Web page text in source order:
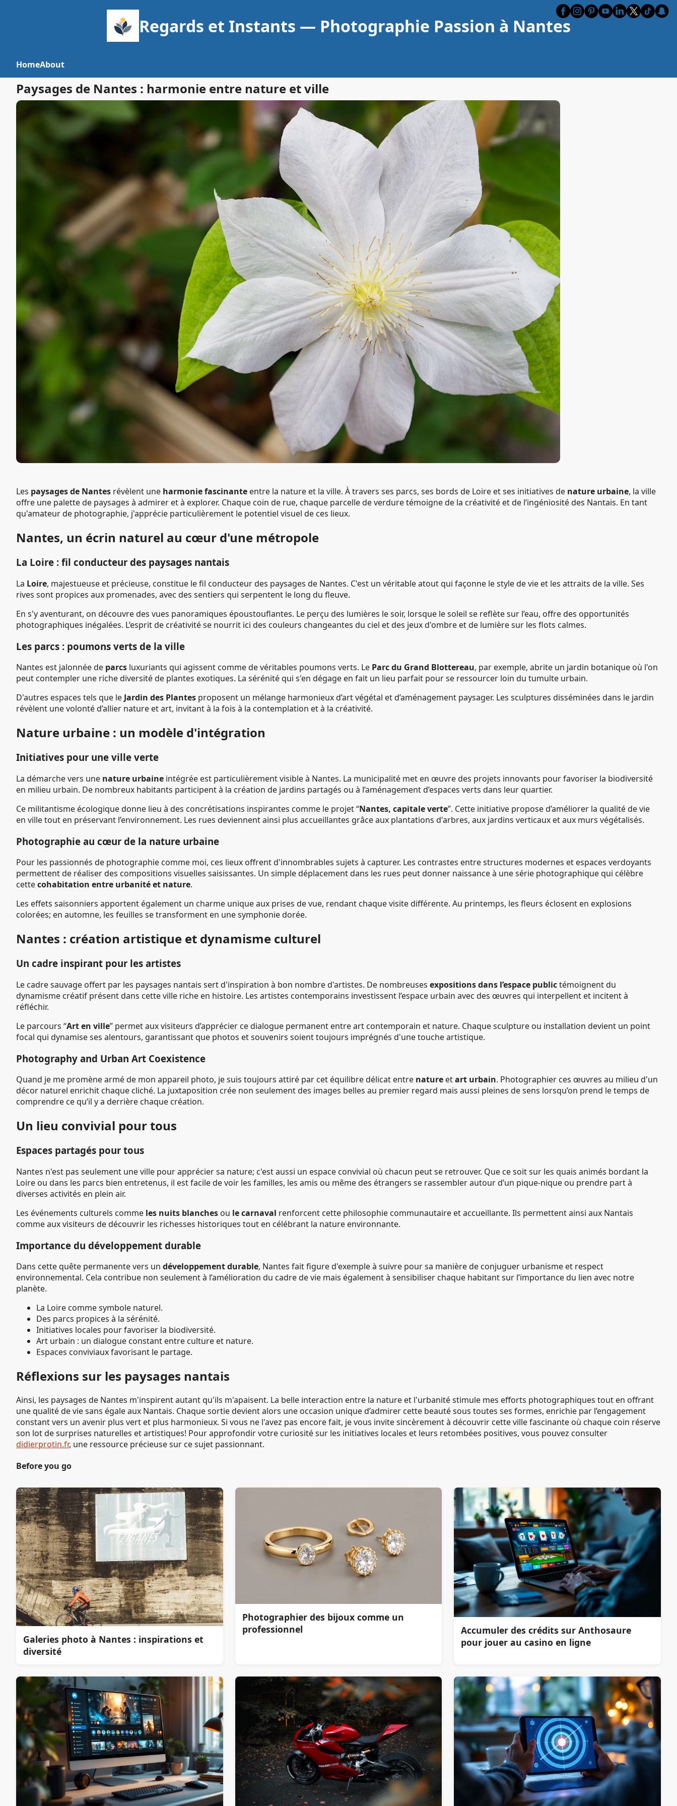
Regards et Instants — Photographie Passion à Nantes
HomeAbout
Paysages de Nantes : harmonie entre nature et ville
Les paysages de Nantes révèlent une harmonie fascinante entre la nature et la ville. À travers ses parcs, ses bords de Loire et ses initiatives de nature urbaine, la ville
offre une palette de paysages à admirer et à explorer. Chaque coin de rue, chaque parcelle de verdure témoigne de la créativité et de l’ingéniosité des Nantais. En tant
qu'amateur de photographie, j'apprécie particulièrement le potentiel visuel de ces lieux.
Nantes, un écrin naturel au cœur d'une métropole
La Loire : fil conducteur des paysages nantais
La Loire, majestueuse et précieuse, constitue le fil conducteur des paysages de Nantes. C'est un véritable atout qui façonne le style de vie et les attraits de la ville. Ses
rives sont propices aux promenades, avec des sentiers qui serpentent le long du fleuve.
En s'y aventurant, on découvre des vues panoramiques époustouflantes. Le perçu des lumières le soir, lorsque le soleil se reflète sur l’eau, offre des opportunités
photographiques inégalées. L’esprit de créativité se nourrit ici des couleurs changeantes du ciel et des jeux d'ombre et de lumière sur les flots calmes.
Les parcs : poumons verts de la ville
Nantes est jalonnée de parcs luxuriants qui agissent comme de véritables poumons verts. Le Parc du Grand Blottereau, par exemple, abrite un jardin botanique où l'on
peut contempler une riche diversité de plantes exotiques. La sérénité qui s'en dégage en fait un lieu parfait pour se ressourcer loin du tumulte urbain.
D'autres espaces tels que le Jardin des Plantes proposent un mélange harmonieux d’art végétal et d’aménagement paysager. Les sculptures disséminées dans le jardin
révèlent une volonté d’allier nature et art, invitant à la fois à la contemplation et à la créativité.
Nature urbaine : un modèle d'intégration
Initiatives pour une ville verte
La démarche vers une nature urbaine intégrée est particulièrement visible à Nantes. La municipalité met en œuvre des projets innovants pour favoriser la biodiversité
en milieu urbain. De nombreux habitants participent à la création de jardins partagés ou à l’aménagement d’espaces verts dans leur quartier.
Ce militantisme écologique donne lieu à des concrétisations inspirantes comme le projet “Nantes, capitale verte”. Cette initiative propose d’améliorer la qualité de vie
en ville tout en préservant l’environnement. Les rues deviennent ainsi plus accueillantes grâce aux plantations d'arbres, aux jardins verticaux et aux murs végétalisés.
Photographie au cœur de la nature urbaine
Pour les passionnés de photographie comme moi, ces lieux offrent d'innombrables sujets à capturer. Les contrastes entre structures modernes et espaces verdoyants
permettent de réaliser des compositions visuelles saisissantes. Un simple déplacement dans les rues peut donner naissance à une série photographique qui célèbre
cettecohabitation entre urbanité et nature.
Les effets saisonniers apportent également un charme unique aux prises de vue, rendant chaque visite différente. Au printemps, les fleurs éclosent en explosions
colorées; en automne, les feuilles se transforment en une symphonie dorée.
Nantes : création artistique et dynamisme culturel
Un cadre inspirant pour les artistes
Le cadre sauvage offert par les paysages nantais sert d'inspiration à bon nombre d'artistes. De nombreuses expositions dans l’espace publictémoignent du
dynamisme créatif présent dans cette ville riche en histoire. Les artistes contemporains investissent l’espace urbain avec des œuvres qui interpellent et incitent à
réfléchir.
Le parcours “Art en ville” permet aux visiteurs d’apprécier ce dialogue permanent entre art contemporain et nature. Chaque sculpture ou installation devient un point
focal qui dynamise ses alentours, garantissant que photos et souvenirs soient toujours imprégnés d'une touche artistique.
Photography and Urban Art Coexistence
Quand je me promène armé de mon appareil photo, je suis toujours attiré par cet équilibre délicat entre nature etart urbain. Photographier ces œuvres au milieu d'un
décor naturel enrichit chaque cliché. La juxtaposition crée non seulement des images belles au premier regard mais aussi pleines de sens lorsqu’on prend le temps de
comprendre ce qu’il y a derrière chaque création.
Un lieu convivial pour tous
Espaces partagés pour tous
Nantes n'est pas seulement une ville pour apprécier sa nature; c'est aussi un espace convivial où chacun peut se retrouver. Que ce soit sur les quais animés bordant la
Loire ou dans les parcs bien entretenus, il est facile de voir les familles, les amis ou même des étrangers se rassembler autour d’un pique-nique ou prendre part à
diverses activités en plein air.
Les événements culturels comme les nuits blanches ou le carnaval renforcent cette philosophie communautaire et accueillante. Ils permettent ainsi aux Nantais
comme aux visiteurs de découvrir les richesses historiques tout en célébrant la nature environnante.
Importance du développement durable
Dans cette quête permanente vers un développement durable, Nantes fait figure d'exemple à suivre pour sa manière de conjuguer urbanisme et respect
environnemental. Cela contribue non seulement à l’amélioration du cadre de vie mais également à sensibiliser chaque habitant sur l’importance du lien avec notre
planète.
La Loire comme symbole naturel.
Des parcs propices à la sérénité.
Initiatives locales pour favoriser la biodiversité.
Art urbain : un dialogue constant entre culture et nature.
Espaces conviviaux favorisant le partage.
Réflexions sur les paysages nantais
Ainsi, les paysages de Nantes m'inspirent autant qu'ils m'apaisent. La belle interaction entre la nature et l'urbanité stimule mes efforts photographiques tout en offrant
une qualité de vie sans égale aux Nantais. Chaque sortie devient alors une occasion unique d’admirer cette beauté sous toutes ses formes, enrichie par l’engagement
constant vers un avenir plus vert et plus harmonieux. Si vous ne l'avez pas encore fait, je vous invite sincèrement à découvrir cette ville fascinante où chaque coin réserve
son lot de surprises naturelles et artistiques! Pour approfondir votre curiosité sur les initiatives locales et leurs retombées positives, vous pouvez consulter
didierprotin.fr, une ressource précieuse sur ce sujet passionnant.
Before you go
Galeries photo à Nantes : inspirations et
diversité
Photographier des bijoux comme un
professionnel
Accumuler des crédits sur Anthosaure
pour jouer au casino en ligne